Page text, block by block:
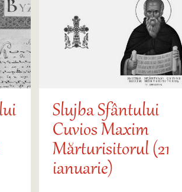
Slujba Sfântului
Cuvios Maxim
Mărturisitorul (21
ianuarie)